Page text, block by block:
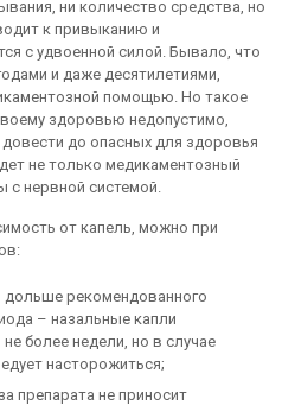
ни количество средства, но
к привыканию и
с удвоенной силой. Бывало, что
и даже десятилетиями,
помощью. Но такое
здоровью недопустимо,
до опасных для здоровья
не только медикаментозный
с нервной системой.
от капель, можно при
дольше рекомендованного
– назальные капли
более недели, но в случае
насторожиться;
препарата не приносит